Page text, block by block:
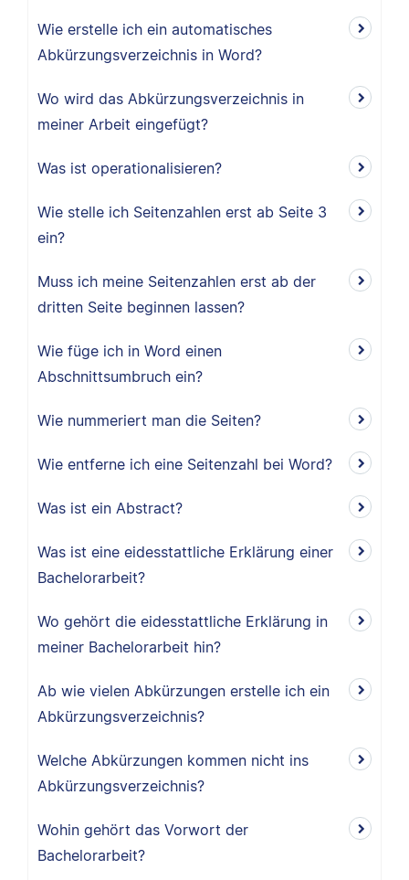
Wie erstelle ich ein automatisches
Abkürzungsverzeichnis in Word?
Wo wird das Abkürzungsverzeichnis in
meiner Arbeit eingefügt?
Was ist operationalisieren?
Wie stelle ich Seitenzahlen erst ab Seite 3
ein?
Muss ich meine Seitenzahlen erst ab der
dritten Seite beginnen lassen?
Wie füge ich in Word einen
Abschnittsumbruch ein?
Wie nummeriert man die Seiten?
Wie entferne ich eine Seitenzahl bei Word?
Was ist ein Abstract?
Was ist eine eidesstattliche Erklärung einer
Bachelorarbeit?
Wo gehört die eidesstattliche Erklärung in
meiner Bachelorarbeit hin?
Ab wie vielen Abkürzungen erstelle ich ein
Abkürzungsverzeichnis?
Welche Abkürzungen kommen nicht ins
Abkürzungsverzeichnis?
Wohin gehört das Vorwort der
Bachelorarbeit?